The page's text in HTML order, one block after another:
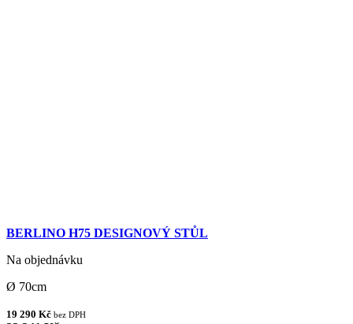
BERLINO H75 DESIGNOVÝ STŮL
Na objednávku
Ø 70cm
19 290 Kč bez DPH